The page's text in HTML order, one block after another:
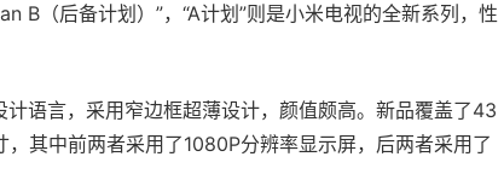
B（后备计划）”，“A计划”则是小米电视的全新系列，性
语言，采用窄边框超薄设计，颜值颇高。新品覆盖了43
其中前两者采用了1080P分辨率显示屏，后两者采用了